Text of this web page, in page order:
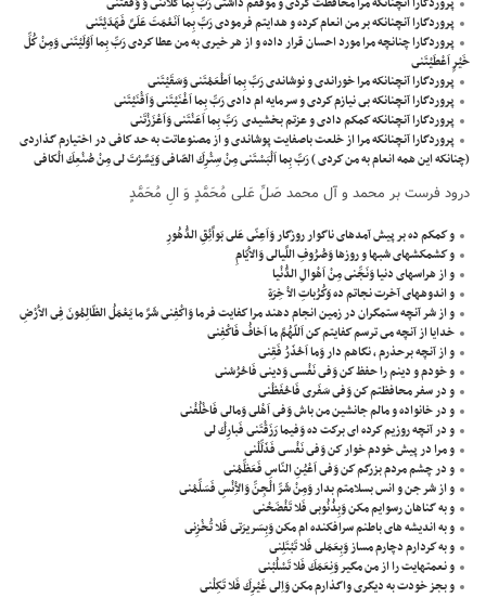
پروردگارا آنچنانكه بر من انعام كرده و هدايتم فرمودى رَبِّ بِما اَنَعْمَتَ عَلَىَّ فَهَدَيْتَنى
پروردگارا چنانچه مرا مورد احسان قرار داده و از هر خيرى به من عطا كردى رَبِّ بِما اَوْلَيْتَنى وَمِنْ كُلِّ
خَيْرٍ اَعْطَيْتَنى
پروردگارا آنچنانكه مرا خوراندى و نوشاندى رَبِّ بِما اَطْعَمْتَنى وَسَقَيْتَنى
پروردگارا آنچنانكه بى نيازم كردى و سرمايه ام دادى رَبِّ بِما اَغْنَيْتَنى وَاَقْنَيْتَنى
پروردگارا آنچنانكه كمكم دادى و عزتم بخشيدى رَبِّ بِما اَعَنْتَنى وَاَعْزَزْتَنى
پروردگارا آنچنانكه مرا از خلعت باصفايت پوشاندى و از مصنوعاتت به حد كافى در اختيارم گذاردى
(چنانكه اين همه انعام به من كردى ) رَبِّ بِما اَلْبَسْتَنى مِنْ سِتْرِكَ الصّافى وَيَسَّرْتَ لى مِنْ صُنْعِكَ الْكافى
درود فرست بر محمد و آل محمد صَلِّ عَلى مُحَمَّدٍ وَ الِ مُحَمَّدٍ
و كمكم ده بر پيش آمدهاى ناگوار روزگار وَاَعِنّى عَلى بَواَّئِقِ الدُّهُورِ
و كشمكشهاى شبها و روزها وَصُرُوفِ اللَّيالى وَالاَْيّامِ
و از هراسهاى دنيا وَنَجِّنى مِنْ اَهْوالِ الدُّنْيا
و اندوههاى آخرت نجاتم ده وَكُرُباتِ الاْ خِرَةِ
و از شر آنچه ستمگران در زمين انجام دهند مرا كفايت فرما وَاكْفِنى شَرَّ ما يَعْمَلُ الظّالِمُونَ فِى الاَْرْضِ
خدايا از آنچه مى ترسم كفايتم كن اَللّهُمَّ ما اَخافُ فَاكْفِنى
و از آنچه برحذرم ، نگاهم دار وَما اَحْذَرُ فَقِنى
و خودم و دينم را حفظ كن وَفى نَفْسى وَدينى فَاحْرُسْنى
و در سفر محافظتم كن وَفى سَفَرى فَاحْفَظْنى
و در خانواده و مالم جانشين من باش وَفى اَهْلى وَمالى فَاخْلُفْنى
و در آنچه روزيم كرده اى بركت ده وَفيما رَزَقْتَنى فَبارِكْ لى
و مرا در پيش خودم خوار كن وَفى نَفْسى فَذَلِّلْنى
و در چشم مردم بزرگم كن وَفى اَعْيُنِ النّاسِ فَعَظِّمْنى
و از شر جن و انس بسلامتم بدار وَمِنْ شَرِّ الْجِنِّ وَالاِْنْسِ فَسَلِّمْنى
و به گناهان رسوايم مكن وَبِذُنُوبى فَلا تَفْضَحْنى
و به انديشه هاى باطنم سرافكنده ام مكن وَبِسَريرَتى فَلا تُخْزِنى
و به كردارم دچارم مساز وَبِعَمَلى فَلا تَبْتَلِنى
و نعمتهايت را از من مگير وَنِعَمَكَ فَلا تَسْلُبْنى
و بجز خودت به ديگرى واگذارم مكن وَاِلى غَيْرِكَ فَلا تَكِلْنى